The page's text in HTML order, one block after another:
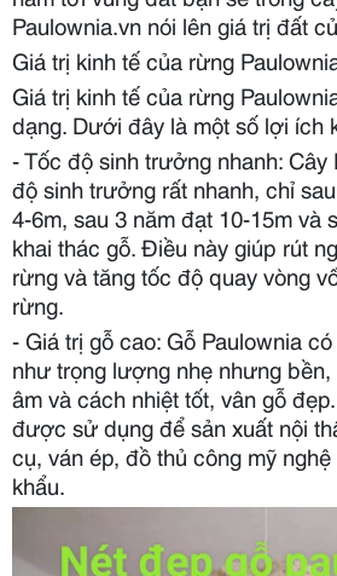
Paulownia.vn nói lên giá trị đất
Giá trị kinh tế của rừng
Giá trị kinh tế của rừng
dạng. Dưới đây là một số lợi ích
- Tốc độ sinh trưởng nhanh: Cây
độ sinh trưởng rất nhanh, chỉ
4-6m, sau 3 năm đạt 10-15m và
khai thác gỗ. Điều này giúp rút
rừng và tăng tốc độ quay vòng
rừng.
- Giá trị gỗ cao: Gỗ Paulownia
như trọng lượng nhẹ nhưng
âm và cách nhiệt tốt, vân gỗ
được sử dụng để sản xuất nội
cụ, ván ép, đồ thủ công mỹ
khẩu.